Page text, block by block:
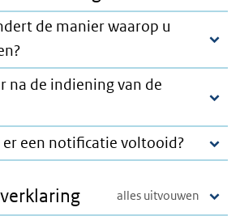
de manier waarop u
na de indiening van de
er een notificatie voltooid?